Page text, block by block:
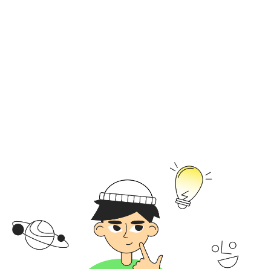
Проходят 1 раз в неделю
по 2 ак. часа в удобное время
Длительность8 мес
Ребята успеют достичь
результатов и собрать